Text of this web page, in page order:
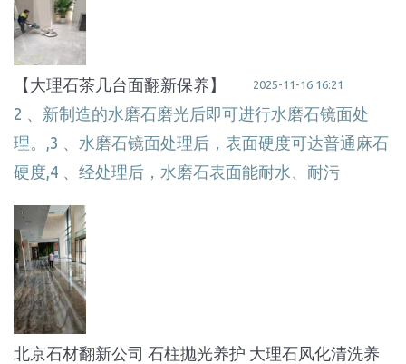
【大理石茶几台面翻新保养】 2025-11-16 16:21
2 、新制造的水磨石磨光后即可进行水磨石镜面处
理。,3 、水磨石镜面处理后，表面硬度可达普通麻石
硬度,4 、经处理后，水磨石表面能耐水、耐污
北京石材翻新公司 石柱抛光养护 大理石风化清洗养